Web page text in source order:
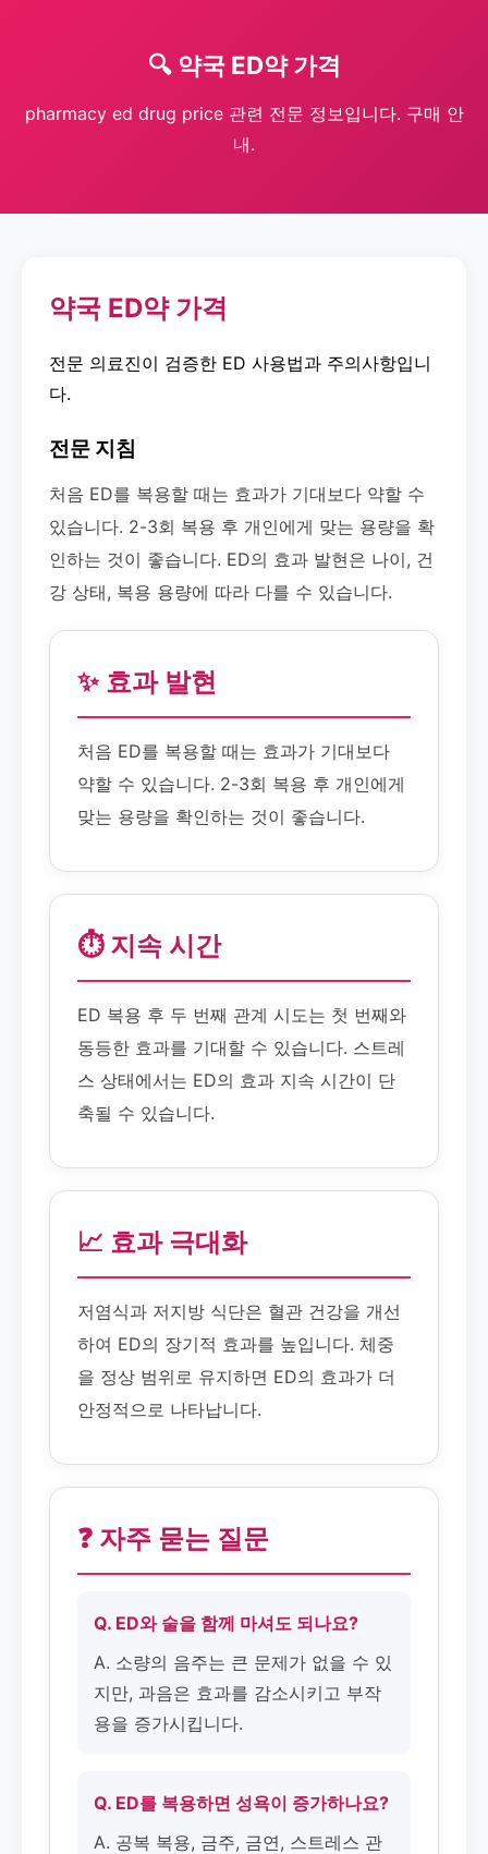
🔍 약국 ED약 가격
pharmacy ed drug price 관련 전문 정보입니다. 구매 안
내.
약국 ED약 가격
전문 의료진이 검증한 ED 사용법과 주의사항입니
다.
전문 지침
처음 ED를 복용할 때는 효과가 기대보다 약할 수
있습니다. 2-3회 복용 후 개인에게 맞는 용량을 확
인하는 것이 좋습니다. ED의 효과 발현은 나이, 건
강 상태, 복용 용량에 따라 다를 수 있습니다.
✨ 효과 발현
처음 ED를 복용할 때는 효과가 기대보다
약할 수 있습니다. 2-3회 복용 후 개인에게
맞는 용량을 확인하는 것이 좋습니다.
⏱️ 지속 시간
ED 복용 후 두 번째 관계 시도는 첫 번째와
동등한 효과를 기대할 수 있습니다. 스트레
스 상태에서는 ED의 효과 지속 시간이 단
축될 수 있습니다.
📈 효과 극대화
저염식과 저지방 식단은 혈관 건강을 개선
하여 ED의 장기적 효과를 높입니다. 체중
을 정상 범위로 유지하면 ED의 효과가 더
안정적으로 나타납니다.
❓ 자주 묻는 질문
Q. ED와 술을 함께 마셔도 되나요?
A. 소량의 음주는 큰 문제가 없을 수 있
지만, 과음은 효과를 감소시키고 부작
용을 증가시킵니다.
Q. ED를 복용하면 성욕이 증가하나요?
A. 공복 복용, 금주, 금연, 스트레스 관